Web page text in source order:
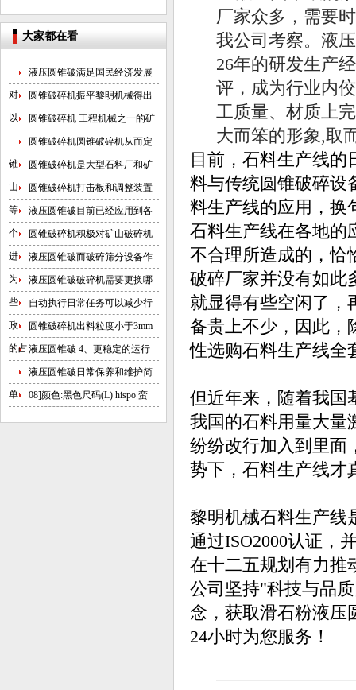
厂家众多，需要
我公司考察。液
26年的研发生产
评，成为行业内
工质量、材质上
大而笨的形象,取
目前，石料生产线的
料与传统圆锥破碎设
料生产线的应用，换
石料生产线在各地的
不合理所造成的，恰
破碎厂家并没有如此
就显得有些空闲了，
备贵上不少，因此，
性选购石料生产线全
但近年来，随着我国
我国的石料用量大量
纷纷改行加入到里面
势下，石料生产线才
黎明机械石料生产线
通过ISO2000认证，
在十二五规划有力推
公司坚持"科技与品
念，获取滑石粉液压
24小时为您服务！
大家都在看
液压圆锥破满足国民经济发展
对
圆锥破碎机振平黎明机械得出
以
圆锥破碎机 工程机械之一的矿
圆锥破碎机圆锥破碎机从而定
锥
圆锥破碎机是大型石料厂和矿
山
圆锥破碎机打击板和调整装置
等
液压圆锥破目前已经应用到各
个
圆锥破碎机积极对矿山破碎机
进
液压圆锥破而破碎筛分设备作
为
液压圆锥破破碎机需要更换哪
些
自动执行日常任务可以减少行
政
圆锥破碎机出料粒度小于3mm
的占液压圆锥破 4、更稳定的运行
液压圆锥破日常保养和维护简
单
08]颜色:黑色尺码(L) hispo 蛮